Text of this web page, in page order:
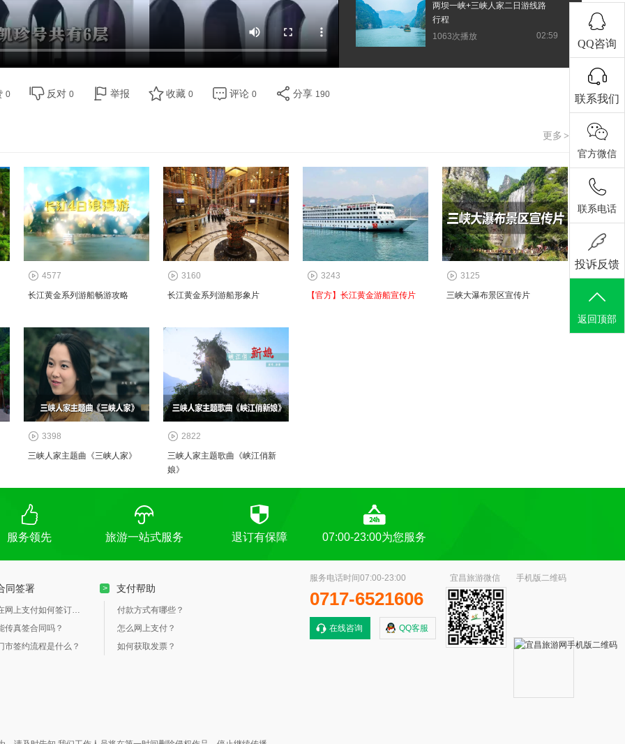
两坝一峡+三峡人家二日游线路
行程
1063次播放
02:59
0 反对 0 举报 收藏 0 评论 0 分享 190
更多 >
4577
长江黄金系列游船畅游攻略
3160
长江黄金系列游船形象片
3243
【官方】长江黄金游船宣传片
3125
三峡大瀑布景区宣传片
3398
三峡人家主题曲《三峡人家》
2822
三峡人家主题歌曲《峡江俏新
娘》
QQ咨询
联系我们
官方微信
联系电话
投诉反馈
返回顶部
服务领先 旅游一站式服务 退订有保障 07:00-23:00为您服务
同签署
在网上支付如何签订合同？
传真签合同吗？
市签约流程是什么？
> 支付帮助
付款方式有哪些？
怎么网上支付？
如何获取发票？
宜昌旅游微信 手机版二维码
服务电话时间07:00-23:00
0717-6521606
在线咨询 QQ客服